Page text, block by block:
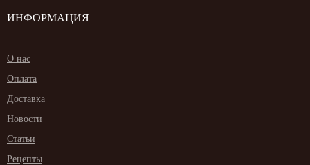
ИНФОРМАЦИЯ
О нас
Оплата
Доставка
Новости
Статьи
Рецепты